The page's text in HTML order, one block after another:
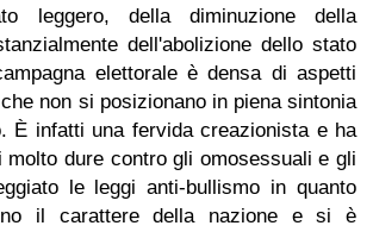
leggero, della diminuzione della
dell'abolizione dello stato
elettorale è densa di aspetti
non si posizionano in piena sintonia
È infatti una fervida creazionista e ha
molto dure contro gli omosessuali e gli
le leggi anti-bullismo in quanto
il carattere della nazione e si è